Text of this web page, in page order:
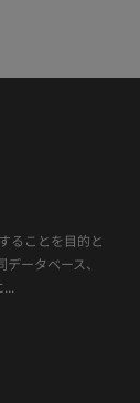
ることを目的と
ータベース、